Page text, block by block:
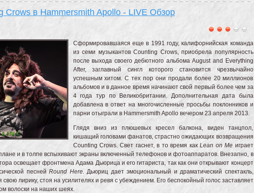
Crows в Hammersmith Apollo - LIVE Обзор
Сформировавшаяся еще в 1991 году, калифорнийская команда
из семи музыкантов Counting Crows, приобрела популярность
после выхода своего дебютного альбома August and Everything
After, заглавный сингл которого становится чрезвычайно
успешным хитом. С тех пор они продали более 20 миллионов
альбомов и в данное время начинают свой первый более чем за
4 года тур по Великобритании. Дополнительная дата была
добавлена в ответ на многочисленные просьбы поклонников и
парни отыграли в Hammersmith Apollo вечером 23 апреля 2013.
Глядя вниз из плюшевых кресел балкона, виден танцпол,
кишащий головами фанатов, страстно ожидающих возвращения
Counting Crows. Свет гаснет, в то время какLean onMe играет
и в толпе вспыхивают экраны включенный телефонов и фотоаппаратов. Внезапно, в
освещает фронтмена Адама Дьюрица и его гитариста, так как они открывают концерт
песней Round Here. Дьюриц дает эмоциональный и драматический спектакль,
свою лирику, стоя на усилителях и ревя с убеждением. Его беспокойный голос заставляет
волоски на наших шеях.